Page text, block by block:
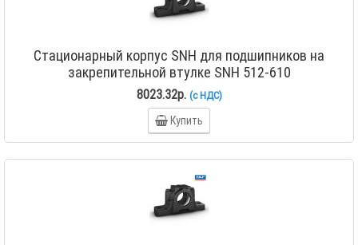
Стационарный корпус SNH для подшипников на
закрепительной втулке SNH 512-610
8023.32р. (с НДС)
Купить